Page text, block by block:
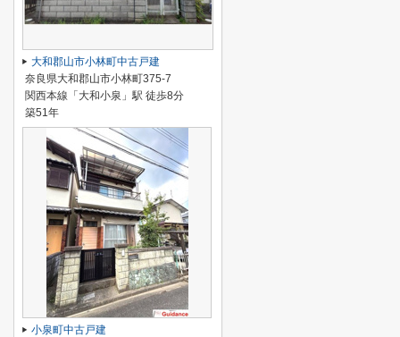
大和郡山市小林町中古戸建
奈良県大和郡山市小林町375-7
関西本線「大和小泉」駅 徒歩8分
築51年
小泉町中古戸建